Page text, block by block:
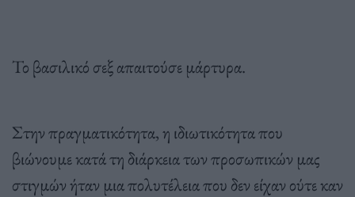
Το βασιλικό σεξ απαιτούσε μάρτυρα.
Στην πραγματικότητα, η ιδιωτικότητα που
βιώνουμε κατά τη διάρκεια των προσωπικών μας
στιγμών ήταν μια πολυτέλεια που δεν είχαν ούτε καν